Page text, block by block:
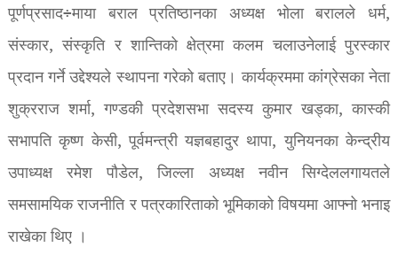
पूर्णप्रसाद÷माया बराल प्रतिष्ठानका अध्यक्ष भोला बरालले धर्म,
संस्कार, संस्कृति र शान्तिको क्षेत्रमा कलम चलाउनेलाई पुरस्कार
प्रदान गर्ने उद्देश्यले स्थापना गरेको बताए। कार्यक्रममा कांग्रेसका नेता
शुक्रराज शर्मा, गण्डकी प्रदेशसभा सदस्य कुमार खड्का, कास्की
सभापति कृष्ण केसी, पूर्वमन्त्री यज्ञबहादुर थापा, युनियनका केन्द्रीय
उपाध्यक्ष रमेश पौडेल, जिल्ला अध्यक्ष नवीन सिग्देललगायतले
समसामयिक राजनीति र पत्रकारिताको भूमिकाको विषयमा आफ्नो भनाइ
राखेका थिए ।